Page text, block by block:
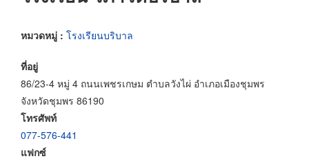
หมวดหมู่ : โรงเรียนบริบาล
ที่อยู่
86/23-4 หมู่ 4 ถนนเพชรเกษม ตำบลวังไผ่ อำเภอเมืองชุมพร
จังหวัดชุมพร 86190
โทรศัพท์
077-576-441
แฟกซ์